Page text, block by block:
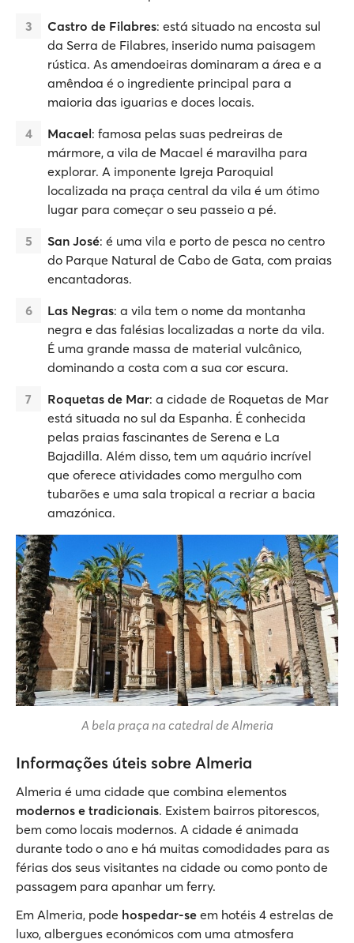
Castro de Filabres: está situado na encosta sul
da Serra de Filabres, inserido numa paisagem
rústica. As amendoeiras dominaram a área e a
amêndoa é o ingrediente principal para a
maioria das iguarias e doces locais.
Macael: famosa pelas suas pedreiras de
mármore, a vila de Macael é maravilha para
explorar. A imponente Igreja Paroquial
localizada na praça central da vila é um ótimo
lugar para começar o seu passeio a pé.
San José: é uma vila e porto de pesca no centro
do Parque Natural de Cabo de Gata, com praias
encantadoras.
Las Negras: a vila tem o nome da montanha
negra e das falésias localizadas a norte da vila.
É uma grande massa de material vulcânico,
dominando a costa com a sua cor escura.
Roquetas de Mar: a cidade de Roquetas de Mar
está situada no sul da Espanha. É conhecida
pelas praias fascinantes de Serena e La
Bajadilla. Além disso, tem um aquário incrível
que oferece atividades como mergulho com
tubarões e uma sala tropical a recriar a bacia
amazónica.
A bela praça na catedral de Almeria
Informações úteis sobre Almeria
Almeria é uma cidade que combina elementos
modernos e tradicionais. Existem bairros pitorescos,
bem como locais modernos. A cidade é animada
durante todo o ano e há muitas comodidades para as
férias dos seus visitantes na cidade ou como ponto de
passagem para apanhar um ferry.
Em Almeria, pode hospedar-se em hotéis 4 estrelas de
luxo, albergues económicos com uma atmosfera